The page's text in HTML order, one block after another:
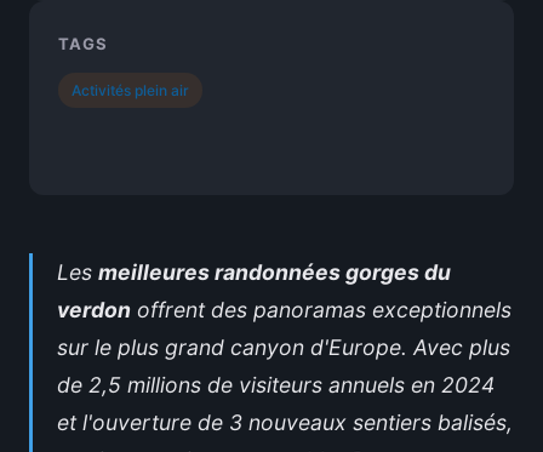
Les meilleures randonnées gorges du
verdon offrent des panoramas exceptionnels
sur le plus grand canyon d'Europe. Avec plus
de 2,5 millions de visiteurs annuels en 2024
et l'ouverture de 3 nouveaux sentiers balisés,
TAGS
Activités plein air